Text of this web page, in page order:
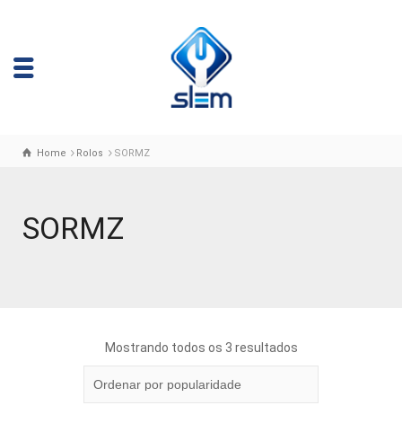
Home Rolos SORMZ
SORMZ
Mostrando todos os 3 resultados